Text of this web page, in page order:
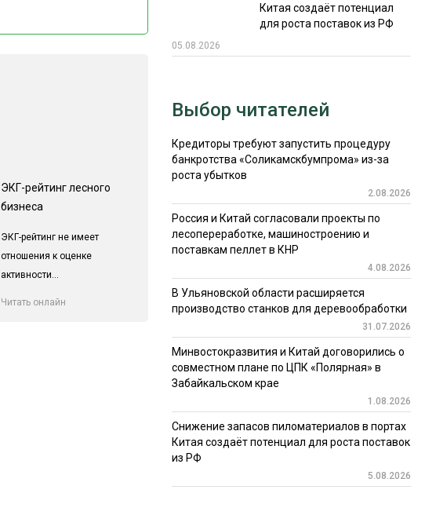
ЭКГ-рейтинг лесного
бизнеса
ЭКГ-рейтинг не имеет
отношения к оценке
активности...
Читать онлайн
Китая создаёт потенциал
для роста поставок из РФ
05.08.2026
Выбор читателей
Кредиторы требуют запустить процедуру
банкротства «Соликамскбумпрома» из-за
роста убытков
2.08.2026
Россия и Китай согласовали проекты по
лесопереработке, машиностроению и
поставкам пеллет в КНР
4.08.2026
В Ульяновской области расширяется
производство станков для деревообработки
31.07.2026
Минвостокразвития и Китай договорились о
совместном плане по ЦПК «Полярная» в
Забайкальском крае
1.08.2026
Снижение запасов пиломатериалов в портах
Китая создаёт потенциал для роста поставок
из РФ
5.08.2026